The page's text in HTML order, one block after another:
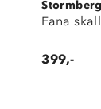
Stormberg
Fana
399,-